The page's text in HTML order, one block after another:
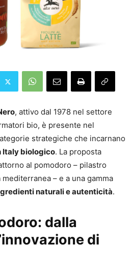
, attivo dal 1978 nel settore
bio, è presente nel
strategiche che incarnano
Italy biologico. La proposta
al pomodoro – pilastro
– e a una gamma
naturali e autenticità.
dalla
di